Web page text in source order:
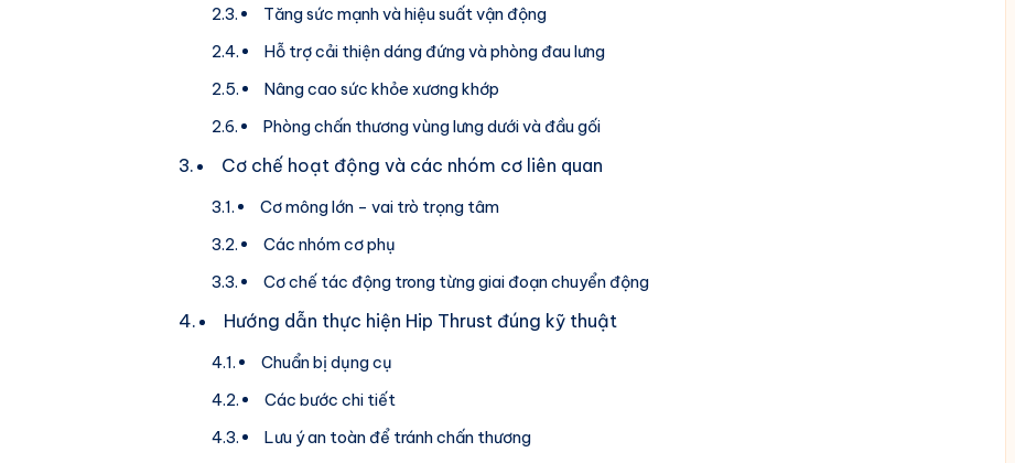
Tăng sức mạnh và hiệu suất vận động
Hỗ trợ cải thiện dáng đứng và phòng đau lưng
Nâng cao sức khỏe xương khớp
Phòng chấn thương vùng lưng dưới và đầu gối
Cơ chế hoạt động và các nhóm cơ liên quan
Cơ mông lớn – vai trò trọng tâm
Các nhóm cơ phụ
Cơ chế tác động trong từng giai đoạn chuyển động
Hướng dẫn thực hiện Hip Thrust đúng kỹ thuật
Chuẩn bị dụng cụ
Các bước chi tiết
Lưu ý an toàn để tránh chấn thương